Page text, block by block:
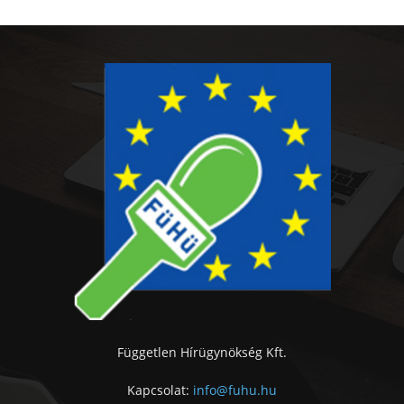
Független Hírügynökség Kft.
Kapcsolat: info@fuhu.hu